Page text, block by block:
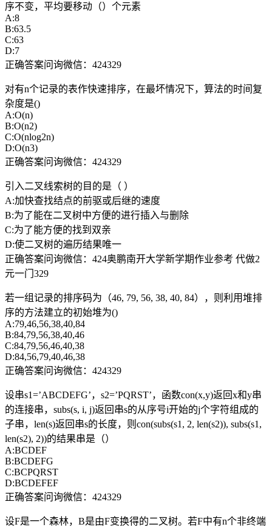
序不变，平均要移动（）个元素
A:8
B:63.5
C:63
D:7
正确答案问询微信：424329
对有n个记录的表作快速排序，在最坏情况下，算法的时间复
杂度是()
A:O(n)
B:O(n2)
C:O(nlog2n)
D:O(n3)
正确答案问询微信：424329
引入二叉线索树的目的是（ ）
A:加快查找结点的前驱或后继的速度
B:为了能在二叉树中方便的进行插入与删除
C:为了能方便的找到双亲
D:使二叉树的遍历结果唯一
正确答案问询微信：424奥鹏南开大学新学期作业参考 代做2
元一门329
若一组记录的排序码为（46, 79, 56, 38, 40, 84），则利用堆排
序的方法建立的初始堆为()
A:79,46,56,38,40,84
B:84,79,56,38,40,46
C:84,79,56,46,40,38
D:84,56,79,40,46,38
正确答案问询微信：424329
设串s1=’ABCDEFG’，s2=’PQRST’，函数con(x,y)返回x和y串
的连接串，subs(s, i, j)返回串s的从序号i开始的j个字符组成的
子串，len(s)返回串s的长度，则con(subs(s1, 2, len(s2)), subs(s1,
len(s2), 2))的结果串是（）
A:BCDEF
B:BCDEFG
C:BCPQRST
D:BCDEFEF
正确答案问询微信：424329
设F是一个森林，B是由F变换得的二叉树。若F中有n个非终端